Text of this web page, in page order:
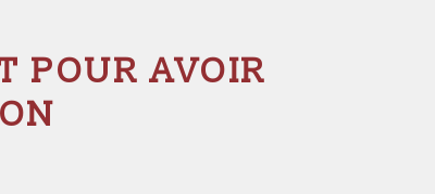
POUR AVOIR